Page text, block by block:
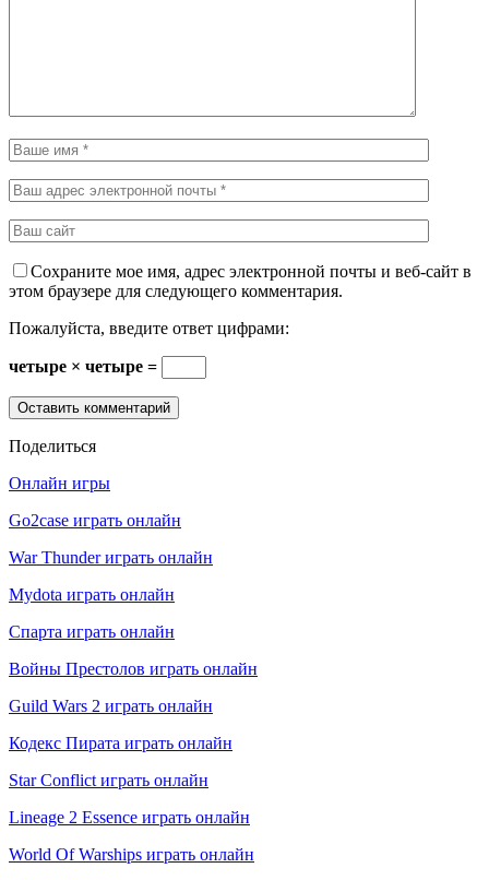
Сохраните мое имя, адрес электронной почты и веб-сайт в
этом браузере для следующего комментария.
Пожалуйста, введите ответ цифрами:
четыре × четыре =
Поделиться
Онлайн игры
Go2case играть онлайн
War Thunder играть онлайн
Mydota играть онлайн
Спарта играть онлайн
Войны Престолов играть онлайн
Guild Wars 2 играть онлайн
Кодекс Пирата играть онлайн
Star Conflict играть онлайн
Lineage 2 Essence играть онлайн
World Of Warships играть онлайн